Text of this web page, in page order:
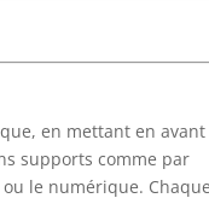
en mettant en avant
supports comme par
le numérique.